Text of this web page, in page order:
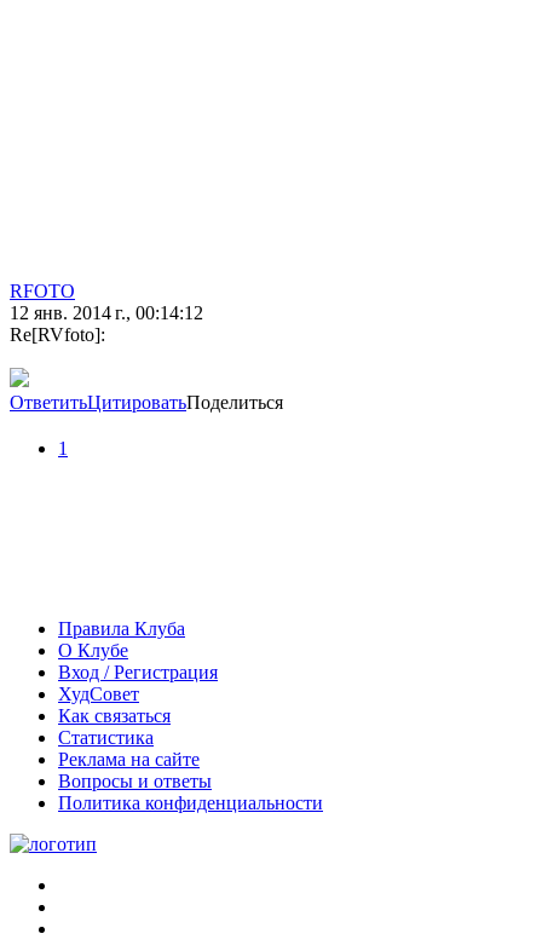
RFOTO
12 янв. 2014 г., 00:14:12
Re[RVfoto]:
ОтветитьЦитироватьПоделиться
1
Правила Клуба
О Клубе
Вход / Регистрация
ХудСовет
Как связаться
Статистика
Реклама на сайте
Вопросы и ответы
Политика конфиденциальности